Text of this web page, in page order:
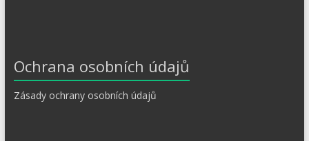
Ochrana osobních údajů
Zásady ochrany osobních údajů